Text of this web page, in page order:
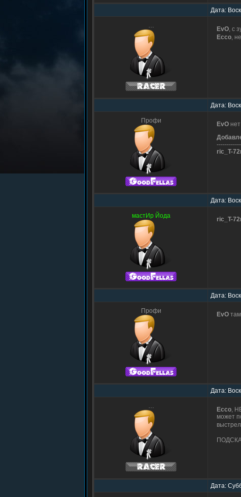
Дата:
… EvO, с
Ecco,
Дата:
Профи EvO
ric_T-
Дата:
мастИр Йода ric_T-
Дата:
Профи EvO
Дата:
… Ecco,
может
Дата: